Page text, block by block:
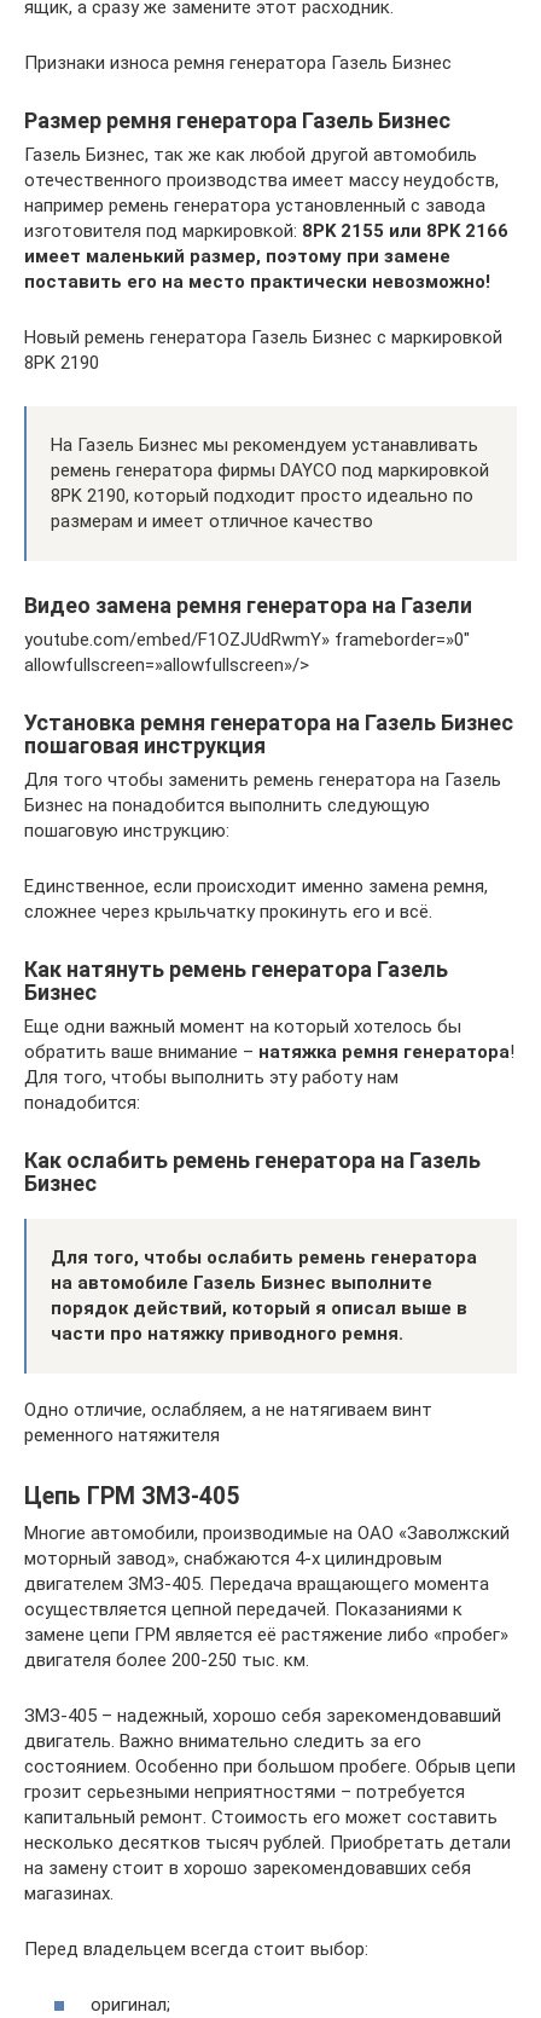
ящик, а сразу же замените этот расходник.
Признаки износа ремня генератора Газель Бизнес
Размер ремня генератора Газель Бизнес
Газель Бизнес, так же как любой другой автомобиль
отечественного производства имеет массу неудобств,
например ремень генератора установленный с завода
изготовителя под маркировкой: 8PK 2155 или 8PK 2166
имеет маленький размер, поэтому при замене
поставить его на место практически невозможно!
Новый ремень генератора Газель Бизнес с маркировкой
8PK 2190
На Газель Бизнес мы рекомендуем устанавливать
ремень генератора фирмы DAYCO под маркировкой
8PK 2190, который подходит просто идеально по
размерам и имеет отличное качество
Видео замена ремня генератора на Газели
youtube.com/embed/F1OZJUdRwmY» frameborder=»0″
allowfullscreen=»allowfullscreen»/>
Установка ремня генератора на Газель Бизнес
пошаговая инструкция
Для того чтобы заменить ремень генератора на Газель
Бизнес на понадобится выполнить следующую
пошаговую инструкцию:
Единственное, если происходит именно замена ремня,
сложнее через крыльчатку прокинуть его и всё.
Как натянуть ремень генератора Газель
Бизнес
Еще одни важный момент на который хотелось бы
обратить ваше внимание – натяжка ремня генератора!
Для того, чтобы выполнить эту работу нам
понадобится:
Как ослабить ремень генератора на Газель
Бизнес
Для того, чтобы ослабить ремень генератора
на автомобиле Газель Бизнес выполните
порядок действий, который я описал выше в
части про натяжку приводного ремня.
Одно отличие, ослабляем, а не натягиваем винт
ременного натяжителя
Цепь ГРМ ЗМЗ-405
Многие автомобили, производимые на ОАО «Заволжский
моторный завод», снабжаются 4-х цилиндровым
двигателем ЗМЗ-405. Передача вращающего момента
осуществляется цепной передачей. Показаниями к
замене цепи ГРМ является её растяжение либо «пробег»
двигателя более 200-250 тыс. км.
ЗМЗ-405 – надежный, хорошо себя зарекомендовавший
двигатель. Важно внимательно следить за его
состоянием. Особенно при большом пробеге. Обрыв цепи
грозит серьезными неприятностями – потребуется
капитальный ремонт. Стоимость его может составить
несколько десятков тысяч рублей. Приобретать детали
на замену стоит в хорошо зарекомендовавших себя
магазинах.
Перед владельцем всегда стоит выбор:
оригинал;